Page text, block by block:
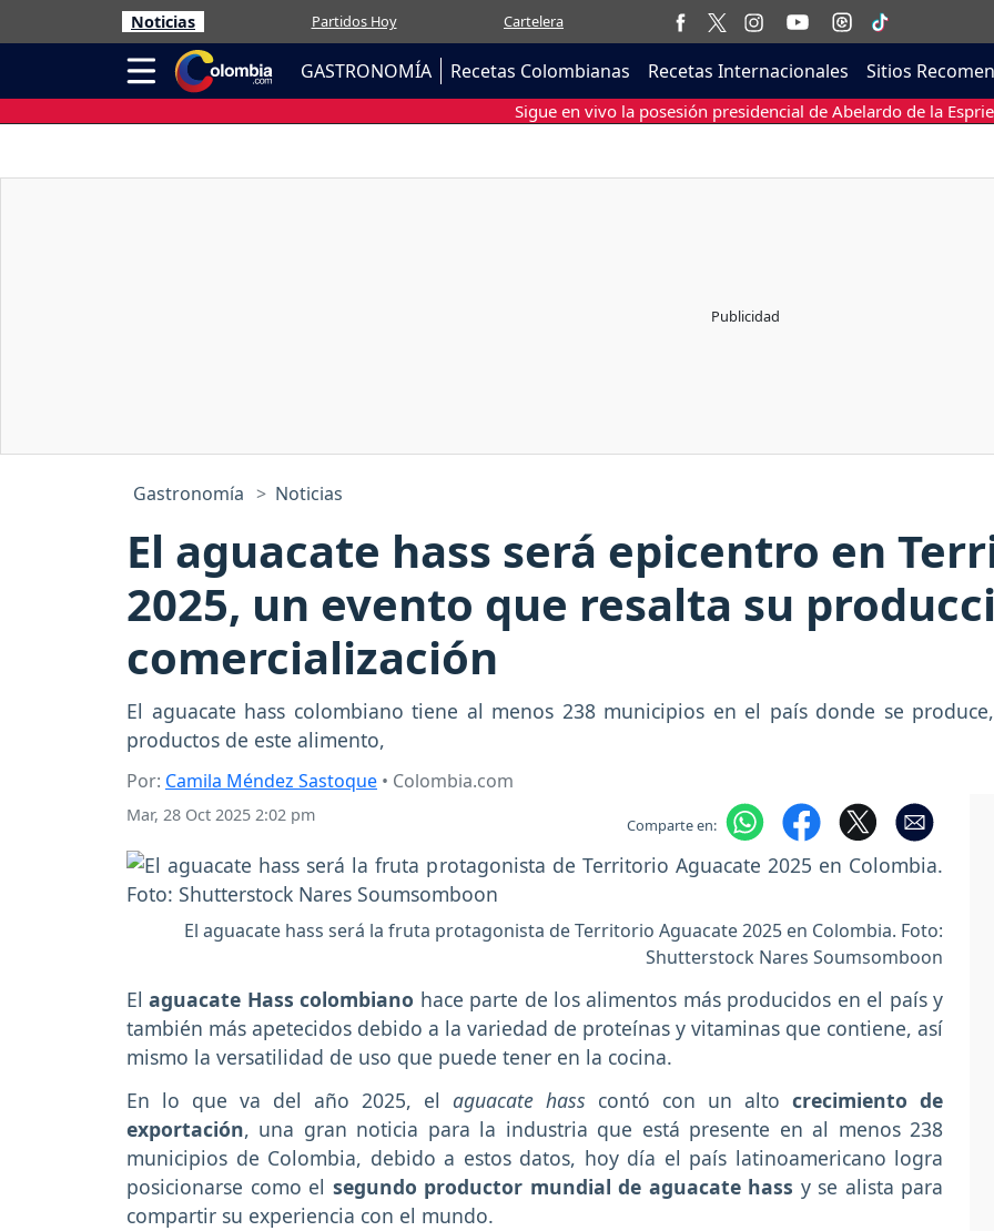
Noticias Partidos Hoy Cartelera
GASTRONOMÍA Recetas Colombianas Recetas Internacionales Sitios
Sigue en vivo la posesión presidencial de Abelardo de la
Gastronomía Noticias
El aguacate hass será epicentro en
2025, un evento que resalta su
comercialización
El aguacate hass colombiano tiene al menos 238 municipios en el país donde se
productos de este alimento,
Por: Camila Méndez Sastoque • Colombia.com
Mar, 28 Oct 2025 2:02 pm Comparte en:
El aguacate hass será la fruta protagonista de Territorio Aguacate 2025 en Colombia. Foto:
Shutterstock Nares Soumsomboon
Elaguacate Hass colombiano hace parte de los alimentos más producidos en el país y
también más apetecidos debido a la variedad de proteínas y vitaminas que contiene, así
mismo la versatilidad de uso que puede tener en la cocina.
En lo que va del año 2025, el aguacate hass contó con un alto crecimiento de
exportación, una gran noticia para la industria que está presente en al menos 238
municipios de Colombia, debido a estos datos, hoy día el país latinoamericano logra
posicionarse como el segundo productor mundial de aguacate hass y se alista para
compartir su experiencia con el mundo.